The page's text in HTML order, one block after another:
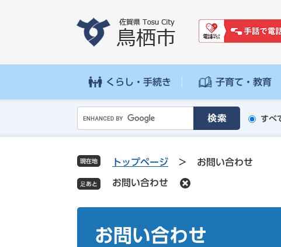
先
を
くらし・手続き 子育て・教育
o
g
l
e
ス
すべ
現在地 トップページ > お問い合わせ
お問い合わせ
お問い合わせ